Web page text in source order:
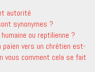
autorité
synonymes ?
ou reptilienne ?
païen vers un chrétien est-
vous comment cela se fait